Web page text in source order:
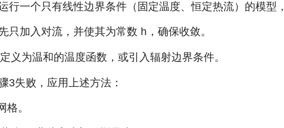
行一个只有线性边界条件（固定温度、恒定热流）的模型
只加入对流，并使其为常数 h ，确保收敛。
定义为温和的温度函数，或引入辐射边界条件。
3失败，应用上述方法：
格。